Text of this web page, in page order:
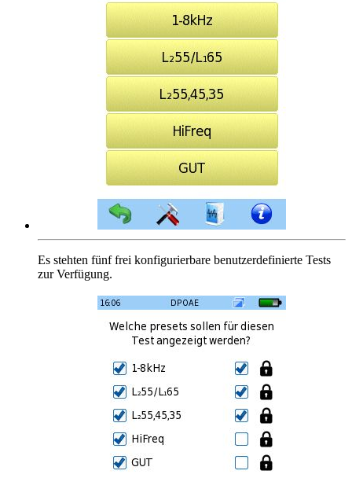
Es stehten fünf frei konfigurierbare benutzerdefinierte Tests
zur Verfügung.